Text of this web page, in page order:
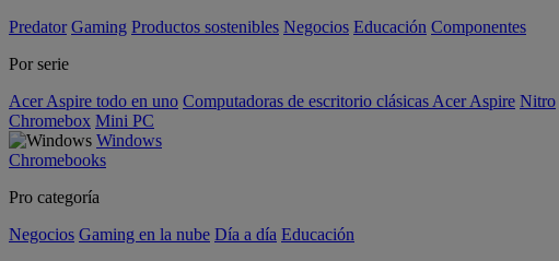
Predator Gaming Productos sostenibles Negocios Educación Componentes
Por serie
Acer Aspire todo en uno Computadoras de escritorio clásicas Acer Aspire Nitro
Chromebox Mini PC
Windows
Chromebooks
Pro categoría
Negocios Gaming en la nube Día a día Educación